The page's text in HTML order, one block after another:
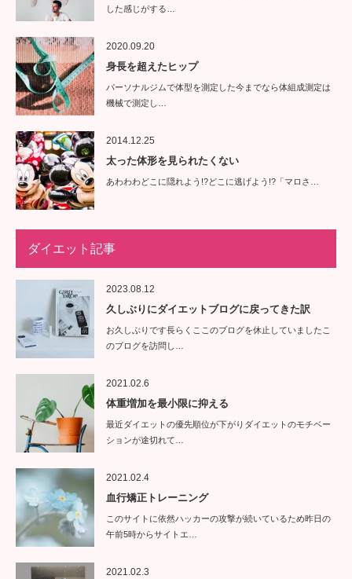
した感じがする…
2020.09.20
身長を超えたヒップ
パーソナルジムで体型を測定した今までなら体組成測定は
機械で測定し…
2014.12.25
太った体形を見られたくない
あわわわどこに隠れよう!?どこに逃げよう!?「マロさ…
ダイエット記事
2023.08.12
久しぶりにダイエットブログに戻ってきた訳
お久しぶりです長らくここのブログを休止していましたこ
のブログを訪問し…
2021.02.6
体重増加を最小限に抑える
最近ダイエットの優先順位が下がりダイエットのモチベー
ションが途切れて…
2021.02.4
血行矯正トレーニング
このサイトに依然ハッカーの攻撃が続いているため昨日の
午前5時からサイトエ…
2021.02.3